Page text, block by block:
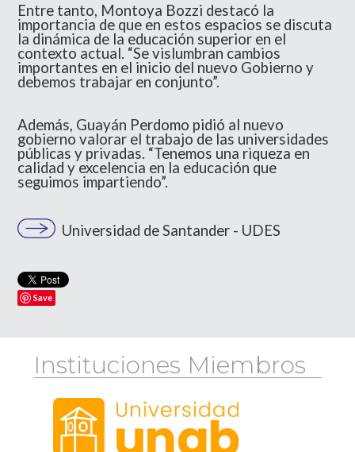
Entre tanto, Montoya Bozzi destacó la
importancia de que en estos espacios se discuta
la dinámica de la educación superior en el
contexto actual. “Se vislumbran cambios
importantes en el inicio del nuevo Gobierno y
debemos trabajar en conjunto”.
Además, Guayán Perdomo pidió al nuevo
gobierno valorar el trabajo de las universidades
públicas y privadas. “Tenemos una riqueza en
calidad y excelencia en la educación que
seguimos impartiendo”.
Universidad de Santander - UDES
Save
Instituciones Miembros